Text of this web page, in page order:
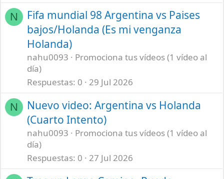
N
Fifa mundial 98 Argentina vs Paises
bajos/Holanda (Es mi venganza
Holanda)
nahu0093
Promociona tus vídeos (1 vídeo al
día)
Respuestas 0 29 Jul 2026
N
Nuevo video: Argentina vs Holanda
(Cuarto Intento)
nahu0093
Promociona tus vídeos (1 vídeo al
día)
Respuestas 0 27 Jul 2026